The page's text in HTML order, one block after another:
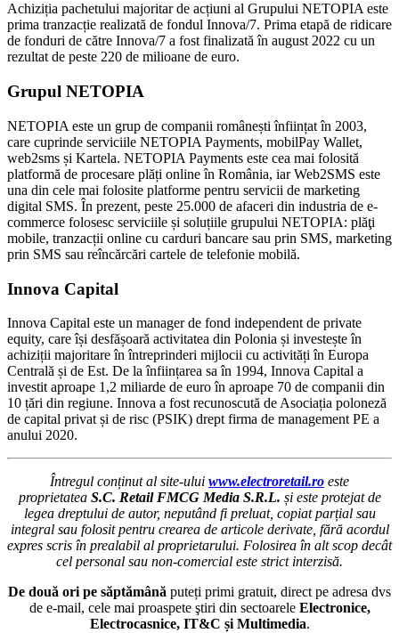
Achiziția pachetului majoritar de acțiuni al Grupului NETOPIA este
prima tranzacție realizată de fondul Innova/7. Prima etapă de ridicare
de fonduri de către Innova/7 a fost finalizată în august 2022 cu un
rezultat de peste 220 de milioane de euro.
Grupul NETOPIA
NETOPIA este un grup de companii românești înființat în 2003,
care cuprinde serviciile NETOPIA Payments, mobilPay Wallet,
web2sms și Kartela. NETOPIA Payments este cea mai folosită
platformă de procesare plăți online în România, iar Web2SMS este
una din cele mai folosite platforme pentru servicii de marketing
digital SMS. În prezent, peste 25.000 de afaceri din industria de e-
commerce folosesc serviciile și soluțiile grupului NETOPIA: plăţi
mobile, tranzacții online cu carduri bancare sau prin SMS, marketing
prin SMS sau reîncărcări cartele de telefonie mobilă.
Innova Capital
Innova Capital este un manager de fond independent de private
equity, care își desfășoară activitatea din Polonia și investește în
achiziții majoritare în întreprinderi mijlocii cu activități în Europa
Centrală și de Est. De la înființarea sa în 1994, Innova Capital a
investit aproape 1,2 miliarde de euro în aproape 70 de companii din
10 țări din regiune. Innova a fost recunoscută de Asociația poloneză
de capital privat și de risc (PSIK) drept firma de management PE a
anului 2020.
Întregul conținut al site-ului www.electroretail.ro este
proprietatea S.C. Retail FMCG Media S.R.L. și este protejat de
legea dreptului de autor, neputând fi preluat, copiat parțial sau
integral sau folosit pentru crearea de articole derivate, fără acordul
expres scris în prealabil al proprietarului. Folosirea în alt scop decât
cel personal sau non-comercial este strict interzisă.
De două ori pe săptămână puteți primi gratuit, direct pe adresa dvs
de e-mail, cele mai proaspete ştiri din sectoarele Electronice,
Electrocasnice, IT&C și Multimedia.